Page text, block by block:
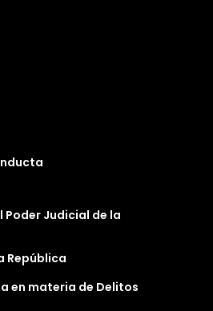
Poder Judicial de la
República
en materia de Delitos